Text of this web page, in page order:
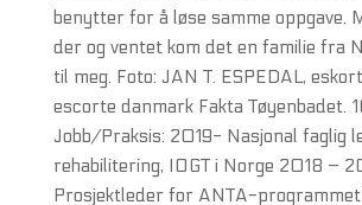
benytter for å løse samme oppgave.
der og ventet kom det en familie fra
til meg. Foto: JAN T. ESPEDAL,
escorte danmark Fakta Tøyenbadet.
Jobb/Praksis: 2019- Nasjonal faglig
rehabilitering, IOGT i Norge 2018 –
Prosjektleder for ANTA-programmet